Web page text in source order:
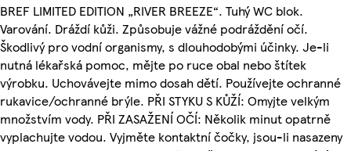
BREF LIMITED EDITION „RIVER BREEZE“. Tuhý WC blok.
Varování. Dráždí kůži. Způsobuje vážné podráždění očí.
Škodlivý pro vodní organismy, s dlouhodobými účinky. Je-li
nutná lékařská pomoc, mějte po ruce obal nebo štítek
výrobku. Uchovávejte mimo dosah dětí. Používejte ochranné
rukavice/ochranné brýle. PŘI STYKU S KŮŽÍ: Omyjte velkým
množstvím vody. PŘI ZASAŽENÍ OČÍ: Několik minut opatrně
vyplachujte vodou. Vyjměte kontaktní čočky, jsou-li nasazeny